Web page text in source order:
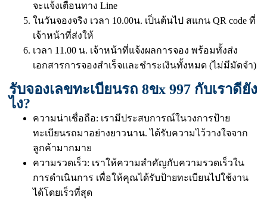
จะแจ้งเตือนทาง Line
ในวันจองจริง เวลา 10.00น. เป็นต้นไป สแกน QR code ที่
เจ้าหน้าที่ส่งให้
เวลา 11.00 น. เจ้าหน้าที่แจ้งผลการจอง พร้อมทั้งส่ง
เอกสารการจองสำเร็จและชำระเงินทั้งหมด (ไม่มีมัดจำ)
รับจองเลขทะเบียนรถ 8ขx 997 กับเราดียัง
ไง?
ความน่าเชื่อถือ: เรามีประสบการณ์ในวงการป้าย
ทะเบียนรถมาอย่างยาวนาน. ได้รับความไว้วางใจจาก
ลูกค้ามากมาย
ความรวดเร็ว: เราให้ความสำคัญกับความรวดเร็วใน
การดำเนินการ เพื่อให้คุณได้รับป้ายทะเบียนไปใช้งาน
ได้โดยเร็วที่สุด